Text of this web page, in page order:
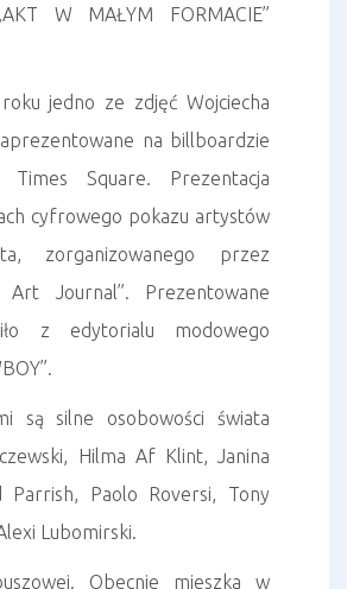
W MAŁYM FORMACIE”
jedno ze zdjęć Wojciecha
na billboardzie
Times Square. Prezentacja
cyfrowego pokazu artystów
zorganizowanego przez
Art Journal”. Prezentowane
z edytorialu modowego
są silne osobowości świata
Hilma Af Klint, Janina
Parrish, Paolo Roversi, Tony
Lubomirski.
Obecnie mieszka w